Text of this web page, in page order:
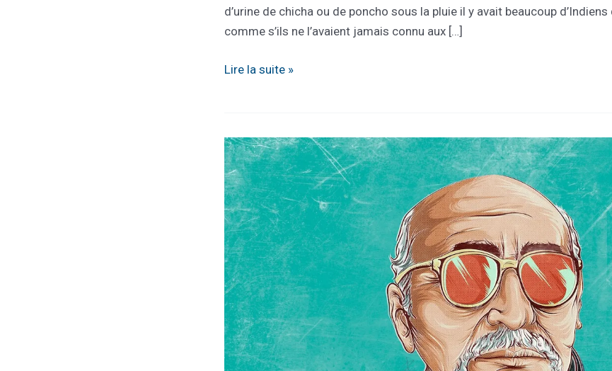
d’urine de chicha ou de poncho sous la pluie il y avait beaucoup
comme s’ils ne l’avaient jamais connu aux […]
La
Lire la suite »